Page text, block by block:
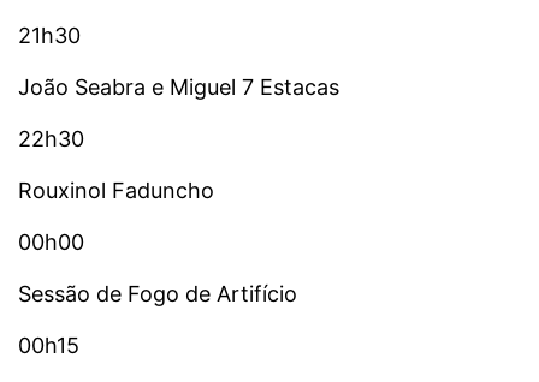
21h30
João Seabra e Miguel 7 Estacas
22h30
Rouxinol Faduncho
00h00
Sessão de Fogo de Artifício
00h15